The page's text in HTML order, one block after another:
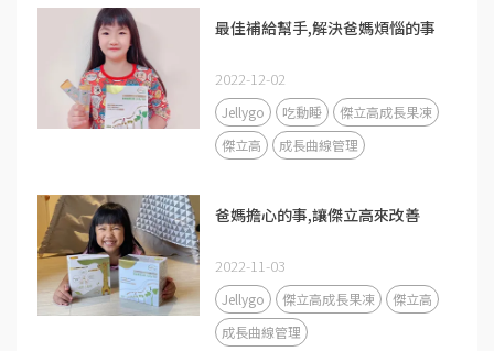
最佳補給幫手,解決爸媽煩惱的事
2022-12-02
Jellygo 吃動睡
傑立高成長果凍
傑立高
成長曲線管理
爸媽擔心的事,讓傑立高來改善
2022-11-03
Jellygo 傑立高成長果凍
傑立高
成長曲線管理